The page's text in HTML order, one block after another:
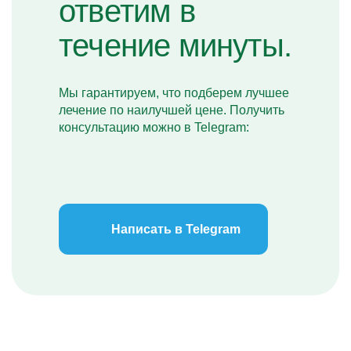
ответим в
течение минуты.
Мы гарантируем, что подберем лучшее
лечение по наилучшей цене. Получить
консультацию можно в Telegram:
Написать в Telegram